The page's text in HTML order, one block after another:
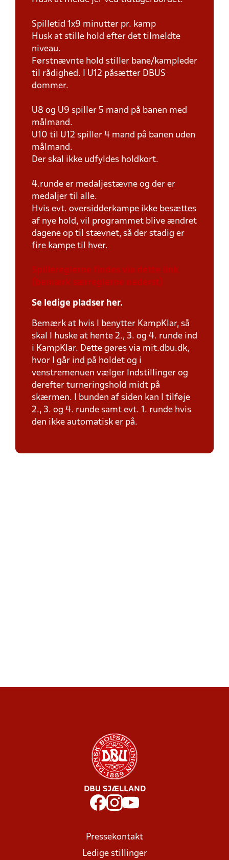
Spilletid 1x9 minutter pr. kamp
Husk at stille hold efter det tilmeldte
niveau.
Førstnævnte hold stiller bane/kampleder
til rådighed. I U12 påsætter DBUS
dommer.
U8 og U9 spiller 5 mand på banen med
målmand.
U10 til U12 spiller 4 mand på banen uden
målmand.
Der skal ikke udfyldes holdkort.
4.runde er medaljestævne og der er
medaljer til alle.
Hvis evt. oversidderkampe ikke besættes
af nye hold, vil programmet blive ændret
dagene op til stævnet, så der stadig er
fire kampe til hver.
Spillereglerne findes via dette link
(bemærk særreglerne nederst)
Se ledige pladser her.
Bemærk at hvis I benytter KampKlar, så
skal I huske at hente 2., 3. og 4. runde ind
i KampKlar. Dette gøres via mit.dbu.dk,
hvor I går ind på holdet og i
venstremenuen vælger Indstillinger og
derefter turneringshold midt på
skærmen. I bunden af siden kan I tilføje
2., 3. og 4. runde samt evt. 1. runde hvis
den ikke automatisk er på.
DBU SJÆLLAND
Pressekontakt
Ledige stillinger